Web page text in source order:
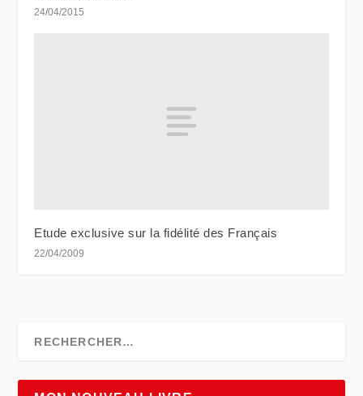
24/04/2015
Etude exclusive sur la fidélité des Français
22/04/2009